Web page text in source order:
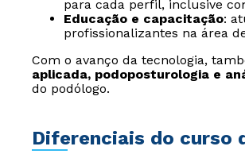
para cada perfil, inclusive
Educação e capacitação:
profissionalizantes na área
Com o avanço da tecnologia,
aplicada, podoposturologia e
do podólogo.
Diferenciais do curso